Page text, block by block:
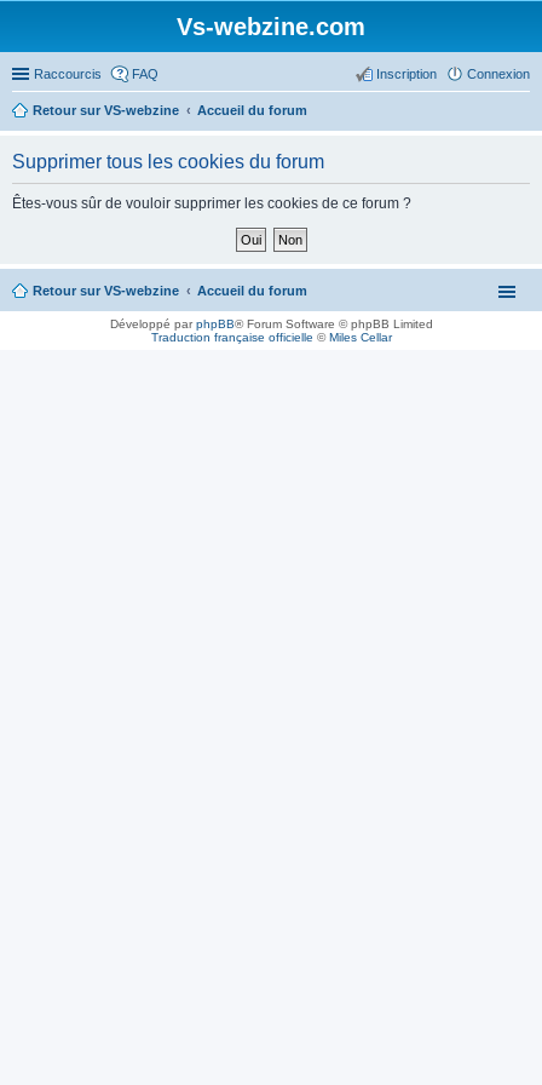
Vs-webzine.com
Raccourcis FAQ Connexion
Inscription
Retour sur VS-webzine Accueil du forum
Supprimer tous les cookies du forum
Êtes-vous sûr de vouloir supprimer les cookies de ce forum ?
Retour sur VS-webzine Accueil du forum
Développé parphpBB® Forum Software © phpBB Limited
Traduction française officielle ©Miles Cellar